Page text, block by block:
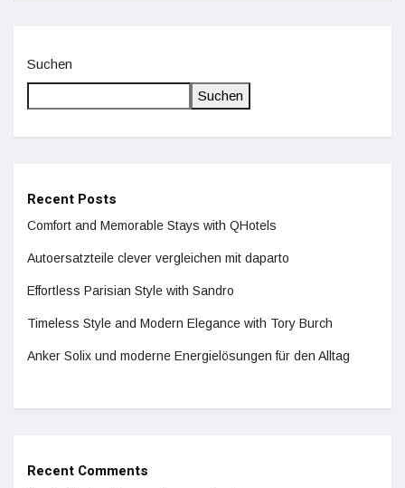
Suchen
Suchen
Recent Posts
Comfort and Memorable Stays with QHotels
Autoersatzteile clever vergleichen mit daparto
Effortless Parisian Style with Sandro
Timeless Style and Modern Elegance with Tory Burch
Anker Solix und moderne Energielösungen für den Alltag
Recent Comments